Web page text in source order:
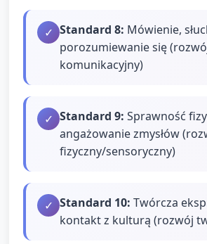
✓ Standard 8: Mówienie,
porozumiewanie się
komunikacyjny)
✓ Standard 9: Sprawność
angażowanie zmysłów
fizyczny/sensoryczny)
✓ Standard 10: Twórcza
kontakt z kulturą (rozwój